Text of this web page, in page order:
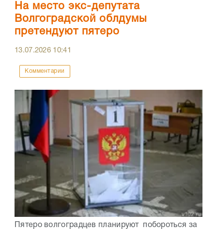
На место экс-депутата
Волгоградской облдумы
претендуют пятеро
13.07.2026 10:41
Комментарии
Пятеро волгоградцев планируют побороться за